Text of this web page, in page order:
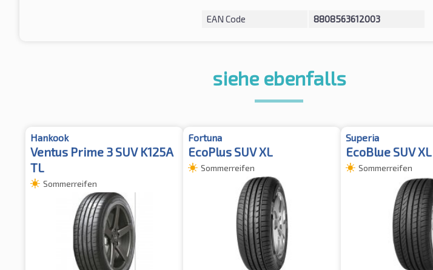
EAN Code 8808563612003
siehe ebenfalls
Hankook
Ventus Prime 3 SUV K125A
TL
Sommerreifen
Fortuna
EcoPlus SUV XL
Sommerreifen
Superia
EcoBlue SUV XL
Sommerreifen